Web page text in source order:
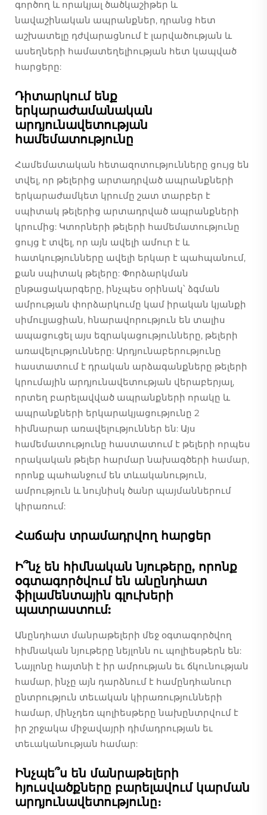
գործող և որակյալ ծածկաշիթեր և
նավաշինական ապրանքներ, դրանց հետ
աշխատելը դժվարացնում է լարվածության և
ասեղների համատեղելիության հետ կապված
հարցերը:
Դիտարկում ենք
երկարաժամանական
արդյունավետության
համեմատությունը
Համեմատական հետազոտությունները ցույց են
տվել, որ թելերից արտադրված ապրանքների
երկարաժամկետ կրումը շատ տարբեր է
սպիտակ թելերից արտադրված ապրանքների
կրումից: Կտորների թելերի համեմատությունը
ցույց է տվել, որ այն ավելի ամուր է և
հատկությունները ավելի երկար է պահպանում,
քան սպիտակ թելերը: Փորձարկման
ընթացակարգերը, ինչպես օրինակ՝ ձգման
ամրության փորձարկումը կամ իրական կյանքի
սիմուլյացիան, հնարավորություն են տալիս
ապացուցել այս եզրակացությունները, թելերի
առավելությունները: Արդյունաբերությունը
հաստատում է դրական արձագանքները թելերի
կրումային արդյունավետության վերաբերյալ,
որտեղ բարելավված ապրանքների որակը և
ապրանքների երկարակյացությունը 2
հիմնարար առավելություններ են: Այս
համեմատությունը հաստատում է թելերի որպես
որակական թելեր հարմար նախագծերի համար,
որոնք պահանջում են տևականություն,
ամրություն և նույնիսկ ծանր պայմաններում
կիրառում:
Հաճախ տրամադրվող հարցեր
Ի՞նչ են հիմնական նյութերը, որոնք
օգտագործվում են անընդհատ
ֆիլամենտային գլուխերի
պատրաստում:
Անընդհատ մանրաթելերի մեջ օգտագործվող
հիմնական նյութերը նեյլոնն ու պոլիեսթերն են:
Նայլոնը հայտնի է իր ամրության եւ ճկունության
համար, ինչը այն դարձնում է համընդհանուր
ընտրություն տեւական կիրառությունների
համար, մինչդեռ պոլիեսթերը նախընտրվում է
իր շրջակա միջավայրի դիմադրության եւ
տեւականության համար:
Ինչպե՞ս են մանրաթելերի
հյուսվածքները բարելավում կարման
արդյունավետությունը։